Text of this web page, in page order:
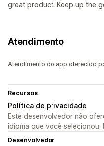
great product. Keep up the
Atendimento
Atendimento do app oferecido
Recursos
Política de privacidade
Este desenvolvedor não
idioma que você selecionou:
Desenvolvedor